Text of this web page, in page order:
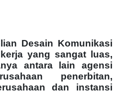
Desain Komunikasi
yang sangat luas,
antara lain agensi
penerbitan,
dan instansi